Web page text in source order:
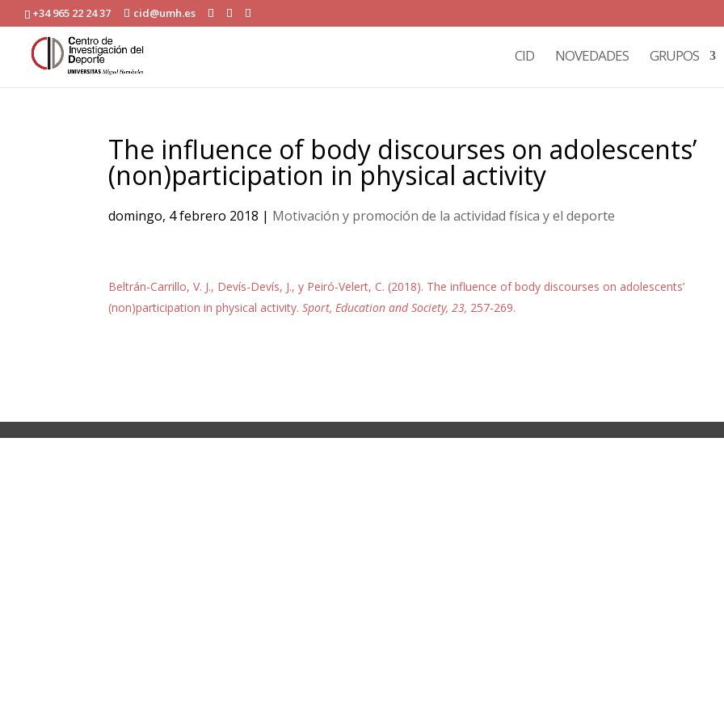
+34 965 22 24 37 cid@umh.es
CID NOVEDADES GRUPOS
The influence of body discourses on adolescents’
(non)participation in physical activity
domingo, 4 febrero 2018 | Motivación y promoción de la actividad física y el deporte
Beltrán-Carrillo, V. J., Devís-Devís, J., y Peiró-Velert, C. (2018). The influence of body discourses on adolescents’
(non)participation in physical activity.Sport, Education and Society, 23, 257-269.